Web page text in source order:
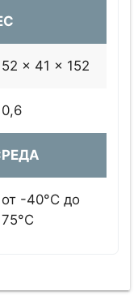
52 x 41 x 152
0,6
от -40°C до
75°C